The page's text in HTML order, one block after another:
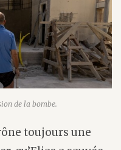
de la bombe.
toujours une